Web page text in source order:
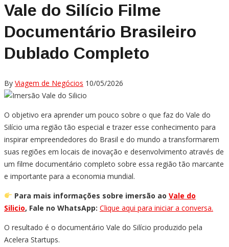
Vale do Silício Filme
Documentário Brasileiro
Dublado Completo
By Viagem de Negócios 10/05/2026
O objetivo era aprender um pouco sobre o que faz do Vale do
Silício uma região tão especial e trazer esse conhecimento para
inspirar empreendedores do Brasil e do mundo a transformarem
suas regiões em locais de inovação e desenvolvimento através de
um filme documentário completo sobre essa região tão marcante
e importante para a economia mundial.
Para mais informações sobre imersão ao Vale do
Silicio, Fale no WhatsApp: Clique aqui para iniciar a conversa.
O resultado é o documentário Vale do Silício produzido pela
Acelera Startups.